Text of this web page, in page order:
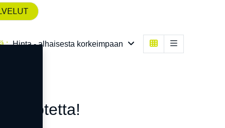
: Hinta - alhaisesta korkeimpaan
tuotetta!